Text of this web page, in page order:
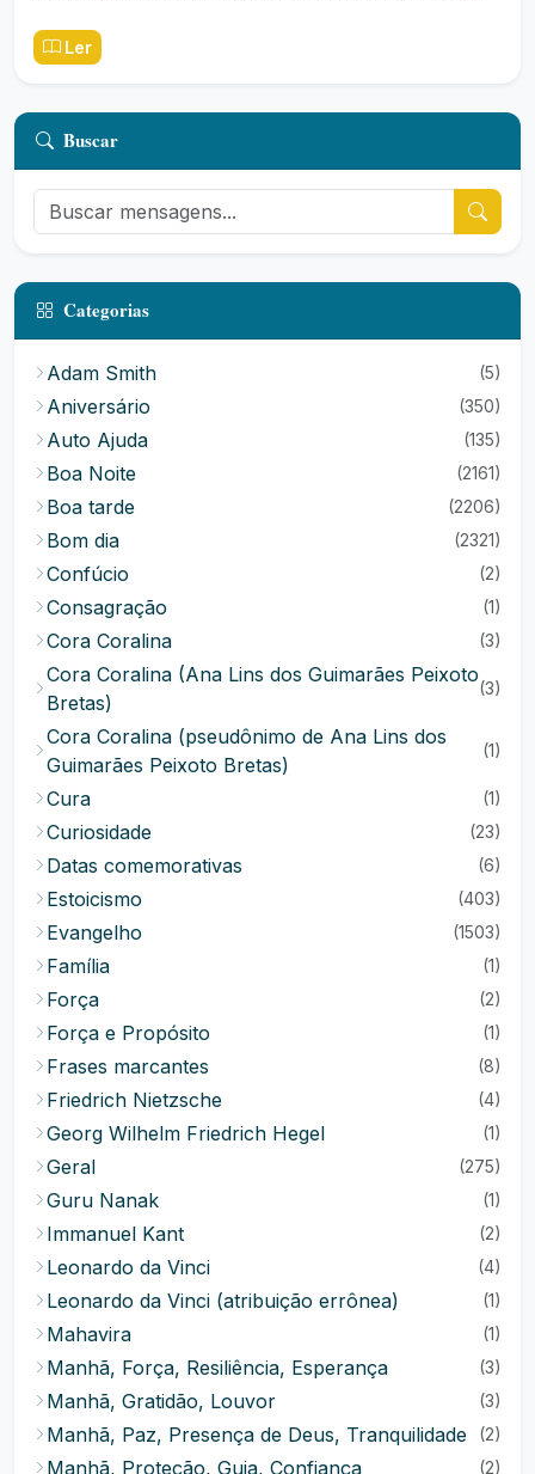
Ler
Buscar
Categorias
Adam Smith (5)
Aniversário (350)
Auto Ajuda (135)
Boa Noite (2161)
Boa tarde (2206)
Bom dia (2321)
Confúcio (2)
Consagração (1)
Cora Coralina (3)
Cora Coralina (Ana Lins dos Guimarães Peixoto
Bretas)
(3)
Cora Coralina (pseudônimo de Ana Lins dos
Guimarães Peixoto Bretas)
(1)
Cura (1)
Curiosidade (23)
Datas comemorativas (6)
Estoicismo (403)
Evangelho (1503)
Família (1)
Força (2)
Força e Propósito (1)
Frases marcantes (8)
Friedrich Nietzsche (4)
Georg Wilhelm Friedrich Hegel (1)
Geral (275)
Guru Nanak (1)
Immanuel Kant (2)
Leonardo da Vinci (4)
Leonardo da Vinci (atribuição errônea) (1)
Mahavira (1)
Manhã, Força, Resiliência, Esperança (3)
Manhã, Gratidão, Louvor (3)
Manhã, Paz, Presença de Deus, Tranquilidade (2)
Manhã, Proteção, Guia, Confiança (2)